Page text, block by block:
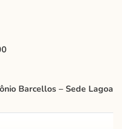
Barcellos – Sede Lagoa